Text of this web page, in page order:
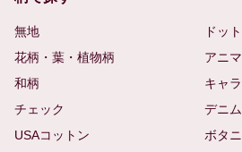
無地
ドッ
花柄・葉・植物柄
アニ
和柄
キャ
チェック
デニム
USAコットン
ボタ